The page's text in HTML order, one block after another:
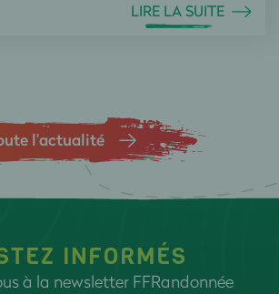
LIRE LA SUITE
l’actualité
INFORMÉS
à la newsletter FFRandonnée